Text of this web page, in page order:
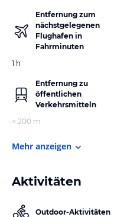
Entfernung zum
nächstgelegenen
Flughafen in
Fahrminuten
1 h
Entfernung zu
öffentlichen
Verkehrsmitteln
< 200 m
Mehr anzeigen
Aktivitäten
Outdoor-Aktivitäten